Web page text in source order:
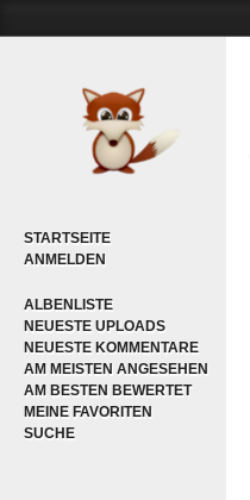
STARTSEITE
ANMELDEN
ALBENLISTE
NEUESTE UPLOADS
NEUESTE KOMMENTARE
AM MEISTEN ANGESEHEN
AM BESTEN BEWERTET
MEINE FAVORITEN
SUCHE